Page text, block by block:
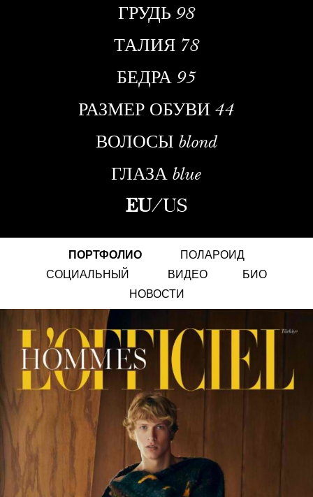
ГРУДЬ 98
ТАЛИЯ 78
БЕДРА 95
РАЗМЕР ОБУВИ 44
ВОЛОСЫ blond
ГЛАЗА blue
EU/US
ПОРТФОЛИО
ПОЛАРОИД
СОЦИАЛЬНЫЙ
ВИДЕО
БИО
НОВОСТИ